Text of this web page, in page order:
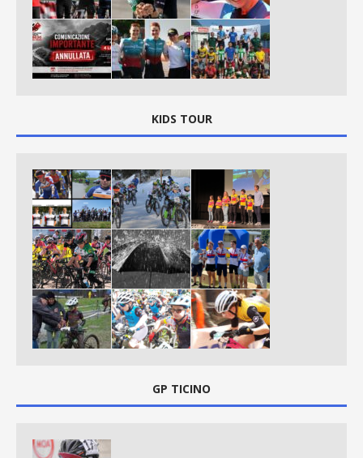
KIDS TOUR
GP TICINO